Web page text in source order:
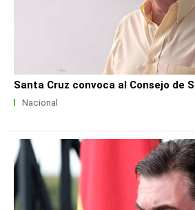
Santa Cruz convoca al Consejo de
Nacional